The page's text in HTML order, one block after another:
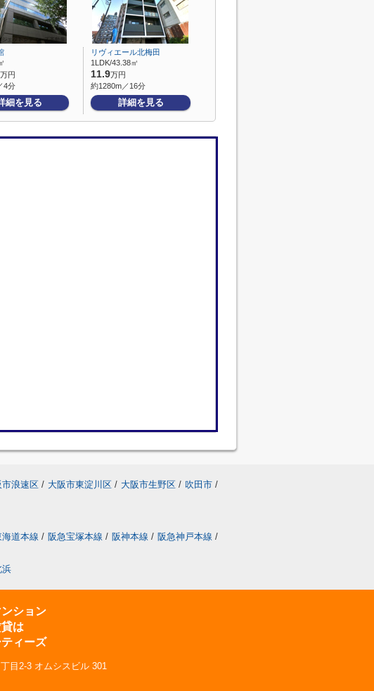
万円
4分
細を見る
リヴィエール北梅田
1LDK/43.38㎡
11.9万円
約1280m／16分
詳細を見る
市浪速区 / 大阪市東淀川区 / 大阪市生野区 / 吹田市 /
海道本線 / 阪急宝塚本線 / 阪神本線 / 阪急神戸本線 /
浜
ション
は
ィーズ
目2-3 オムシスビル 301